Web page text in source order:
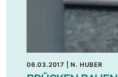
06.03.2017 |N. HUBER